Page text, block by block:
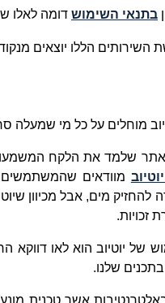
בתנאי השימוש דומה לאלו
השירותים הללו יוצאים
מוחלים על כל מי שמעלה
שלמד את הלקח
מוודאים שהמשתמשים
להחזיק מים, אבל מכיוון
זכויות.
של יוטיוב הוא לאו
שלנו.